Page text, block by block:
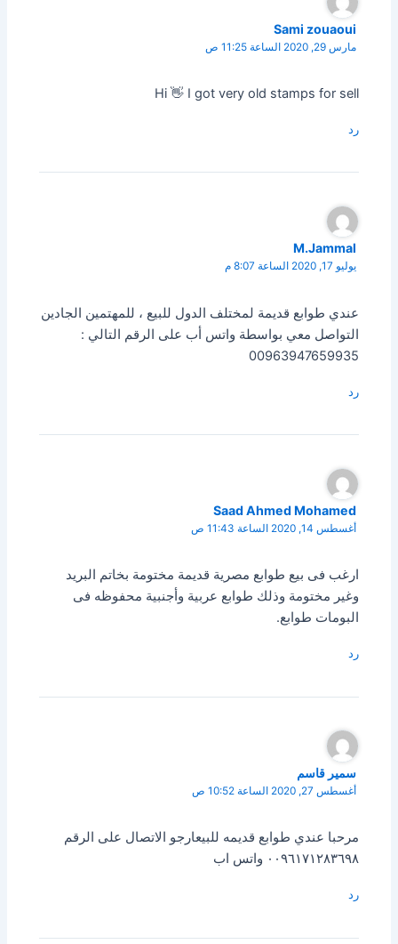
Sami zouaoui
مارس 29, 2020 الساعة 11:25 ص
Hi 👋 I got very old stamps for sell
رد
M.Jammal
يوليو 17, 2020 الساعة 8:07 م
عندي طوابع قديمة لمختلف الدول للبيع ، للمهتمين الجادين
التواصل معي بواسطة واتس أب على الرقم التالي :
00963947659935
رد
Saad Ahmed Mohamed
أغسطس 14, 2020 الساعة 11:43 ص
ارغب فى بيع طوابع مصرية قديمة مختومة بخاتم البريد
وغير مختومة وذلك طوابع عربية وأجنبية محفوظه فى
البومات طوابع.
رد
سمير قاسم
أغسطس 27, 2020 الساعة 10:52 ص
مرحبا عندي طوابع قديمه للبيعارجو الاتصال على الرقم
٠٠٩٦١٧١٢٨٣٦٩٨ واتس اب
رد